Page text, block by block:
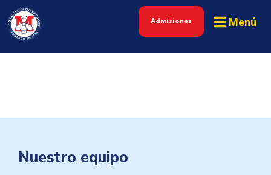
Admisiones Menú
Nuestro equipo